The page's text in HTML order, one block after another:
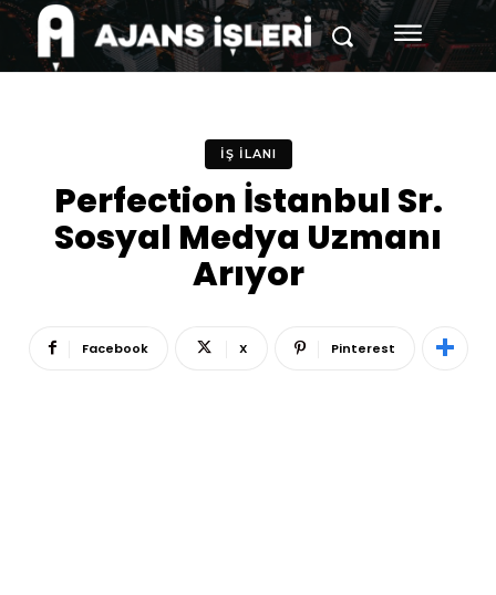
İŞ İLANI
Perfection İstanbul Sr.
Sosyal Medya Uzmanı
Arıyor
Facebook X Pinterest